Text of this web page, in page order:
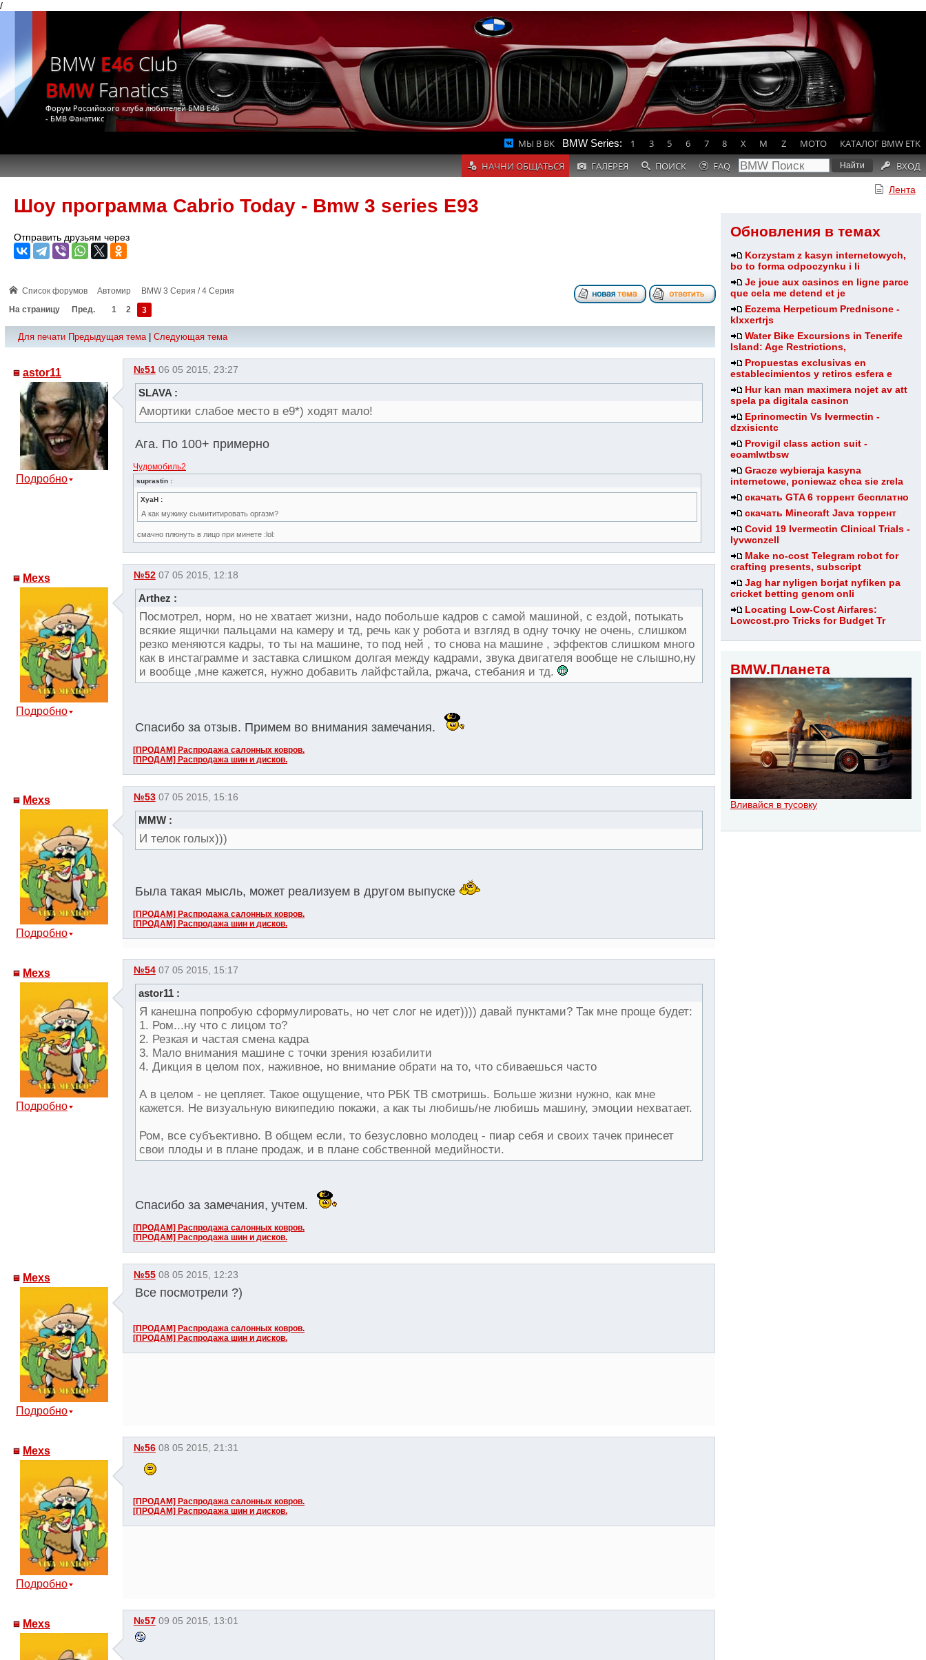
/
BMW E46 Club
BMWFanatics
Форум Российского клуба любителей БМВ Е46
- БМВ Фанатикс
МЫ В ВК BMW Series: 1 3 5 6 7 8 X M Z MOTO
КАТАЛОГ BMW ETK
НАЧНИ ОБЩАТЬСЯ
ГАЛЕРЕЯ ПОИСК FAQ ВХОД
Лента
Обновления в темах
Korzystam z kasyn internetowych,
bo to forma odpoczynku i li
Je joue aux casinos en ligne parce
que cela me detend et je
Eczema Herpeticum Prednisone -
klxxertrjs
Water Bike Excursions in Tenerife
Island: Age Restrictions,
Propuestas exclusivas en
establecimientos y retiros esfera e
Hur kan man maximera nojet av att
spela pa digitala casinon
Eprinomectin Vs Ivermectin -
dzxisicntc
Provigil class action suit -
eoamlwtbsw
Gracze wybieraja kasyna
internetowe, poniewaz chca sie zrela
скачать GTA 6 торрент бесплатно
скачать Minecraft Java торрент
Covid 19 Ivermectin Clinical Trials -
lyvwcnzell
Make no-cost Telegram robot for
crafting presents, subscript
Jag har nyligen borjat nyfiken pa
cricket betting genom onli
Locating Low-Cost Airfares:
Lowcost.pro Tricks for Budget Tr
BMW.Планета
Вливайся в тусовку
Шоу программа Cabrio Today - Bmw 3 series E93
Отправить друзьям через
Список форумов Автомир
BMW 3 Серия / 4 Серия
На страницу
Пред. 1 2 3
Для печати Предыдущая тема| Следующая тема
astor11
Подробно
№51 06 05 2015, 23:27
SLAVA :
Амортики слабое место в е9*) ходят мало!
Ага. По 100+ примерно
Чудомобиль2
suprastin :
XyaH :
А как мужику сымититировать оргазм?
смачно плюнуть в лицо при минете :lol:
Mexs
Подробно
№52 07 05 2015, 12:18
Arthez :
Посмотрел, норм, но не хватает жизни, надо побольше кадров с самой машиной, с ездой, потыкать
всякие ящички пальцами на камеру и тд, речь как у робота и взгляд в одну точку не очень, слишком
резко меняются кадры, то ты на машине, то под ней , то снова на машине , эффектов слишком много
как в инстаграмме и заставка слишком долгая между кадрами, звука двигателя вообще не слышно,ну
и вообще ,мне кажется, нужно добавить лайфстайла, ржача, стебания и тд.
Спасибо за отзыв. Примем во внимания замечания.
[ПРОДАМ] Распродажа салонных ковров.
[ПРОДАМ] Распродажа шин и дисков.
Mexs
Подробно
№53 07 05 2015, 15:16
MMW :
И телок голых)))
Была такая мысль, может реализуем в другом выпуске
[ПРОДАМ] Распродажа салонных ковров.
[ПРОДАМ] Распродажа шин и дисков.
Mexs
Подробно
№54 07 05 2015, 15:17
astor11 :
Я канешна попробую сформулировать, но чет слог не идет)))) давай пунктами? Так мне проще будет:
1. Ром...ну что с лицом то?
2. Резкая и частая смена кадра
3. Мало внимания машине с точки зрения юзабилити
4. Дикция в целом пох, наживное, но внимание обрати на то, что сбиваешься часто
А в целом - не цепляет. Такое ощущение, что РБК ТВ смотришь. Больше жизни нужно, как мне
кажется. Не визуальную википедию покажи, а как ты любишь/не любишь машину, эмоции нехватает.
Ром, все субъективно. В общем если, то безусловно молодец - пиар себя и своих тачек принесет
свои плоды и в плане продаж, и в плане собственной медийности.
Спасибо за замечания, учтем.
[ПРОДАМ] Распродажа салонных ковров.
[ПРОДАМ] Распродажа шин и дисков.
Mexs
Подробно
№55 08 05 2015, 12:23
Все посмотрели ?)
[ПРОДАМ] Распродажа салонных ковров.
[ПРОДАМ] Распродажа шин и дисков.
Mexs
Подробно
№56 08 05 2015, 21:31
[ПРОДАМ] Распродажа салонных ковров.
[ПРОДАМ] Распродажа шин и дисков.
Mexs №57 09 05 2015, 13:01